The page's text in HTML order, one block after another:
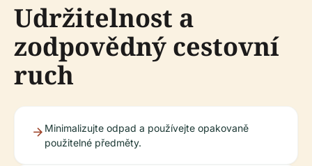
Udržitelnost a
zodpovědný cestovní
ruch
Minimalizujte odpad a používejte opakovaně
použitelné předměty.